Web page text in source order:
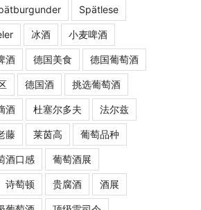
Spätlese
冰酒 小麦啤酒
酒 德国美食 德国葡萄酒
德国酒 挑选葡萄酒
酒 杜塞尔多夫 法尔兹
藤 莱茵高 葡萄品种
酒口感 葡萄酒展
诗萄顿 贵腐酒 酒展